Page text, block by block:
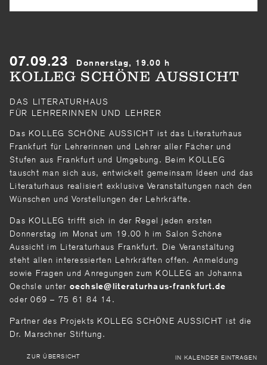
07.09.23 Donnerstag, 19.00 h
KOLLEG SCHÖNE AUSSICHT
DAS LITERATURHAUS
FÜR LEHRERINNEN UND LEHRER
Das KOLLEG SCHÖNE AUSSICHT ist das Literaturhaus
Frankfurt für Lehrerinnen und Lehrer aller Fächer und
Stufen aus Frankfurt und Umgebung. Beim KOLLEG
tauscht man sich aus, entwickelt gemeinsam Ideen und das
Literaturhaus realisiert exklusive Veranstaltungen nach den
Wünschen und Vorstellungen der Lehrkräfte.
Das KOLLEG trifft sich in der Regel jeden ersten
Donnerstag im Monat um 19.00 h im Salon Schöne
Aussicht im Literaturhaus Frankfurt. Die Veranstaltung
steht allen interessierten Lehrkräften offen. Anmeldung
sowie Fragen und Anregungen zum KOLLEG an Johanna
Oechsle unter oechsle literaturhaus-frankfurt de
oder 069 – 75 61 84 14.
Partner des Projekts KOLLEG SCHÖNE AUSSICHT ist die
Dr. Marschner Stiftung.
ZUR ÜBERSICHT IN KALENDER EINTRAGEN